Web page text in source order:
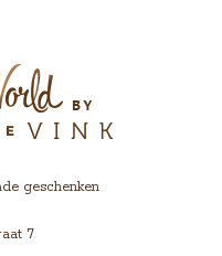
geschenken
7